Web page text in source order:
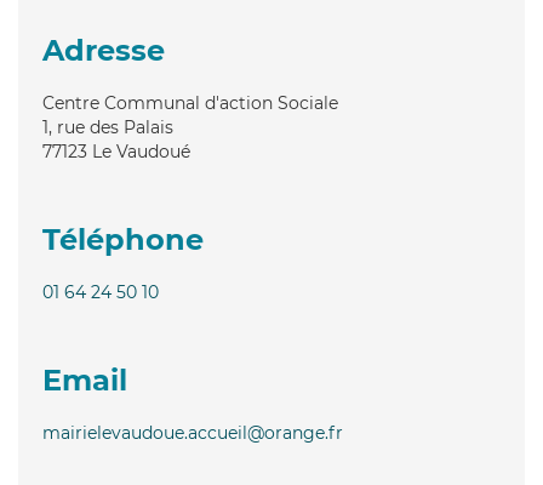
Adresse
Centre Communal d'action Sociale
1, rue des Palais
77123 Le Vaudoué
Téléphone
01 64 24 50 10
Email
mairielevaudoue.accueil@orange.fr